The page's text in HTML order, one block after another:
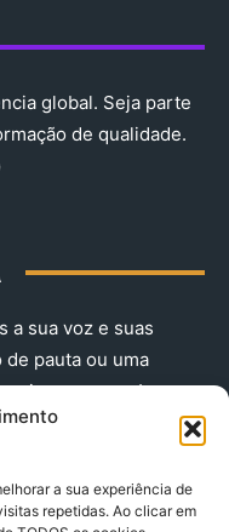
a sua experiência de
repetidas. Ao clicar em
global. Seja parte
de qualidade.
a sua voz e suas
pauta ou uma
nos agora!